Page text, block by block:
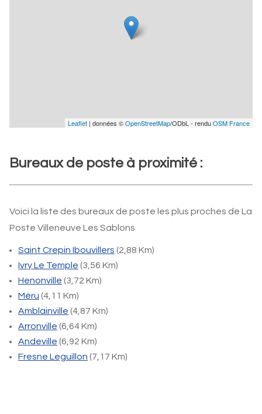
Leaflet | données ©OpenStreetMap/ODbL - renduOSM France
Bureaux de poste à proximité :
Voici la liste des bureaux de poste les plus proches de La
Poste Villeneuve Les Sablons
Saint Crepin Ibouvillers (2,88 Km)
Ivry Le Temple (3,56 Km)
Henonville (3,72 Km)
Méru (4,11 Km)
Amblainville (4,87 Km)
Arronville (6,64 Km)
Andeville (6,92 Km)
Fresne Leguillon (7,17 Km)